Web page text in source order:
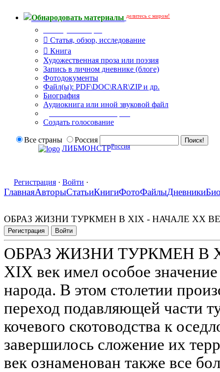
Обнародовать материалы делитесь с миром!
Статья, обзор, исследование
Книга
Художественная проза или поэзия
Запись в личном дневнике (блоге)
Фотодокументы
Файл(ы): PDF\DOC\RAR\ZIP и др.
Биография
Аудиокнига или иной звуковой файл
Создать голосование
Все страны
Россия
ЛИБМОНСТРРоссия
Регистрация · Войти ·
ГлавнаяАвторыСтатьиКнигиФотоФайлыДневники
ОБРАЗ ЖИЗНИ ТУРКМЕН В XIX - НАЧАЛЕ XX
Регистрация Войти
ОБРАЗ ЖИЗНИ ТУРКМЕН В
XIX век имел особое
народа. В этом столетии
переход подавляющей части
кочевого скотоводства к
завершилось сложение их
век ознаменован также все